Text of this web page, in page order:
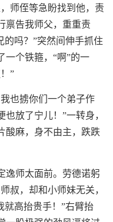
师侄等急盼找到他，责
禀告我师父，重重责
的吗？”突然间伸手抓住
一个铁箍，“啊”的一
”
也掳你们一个弟子作
放了宁儿！”一转身，
酸麻，身不由主，跌跌
逸师太面前。劳德诺躬
叔，却和小师妹无关，
就高抬贵手！”右臂抬